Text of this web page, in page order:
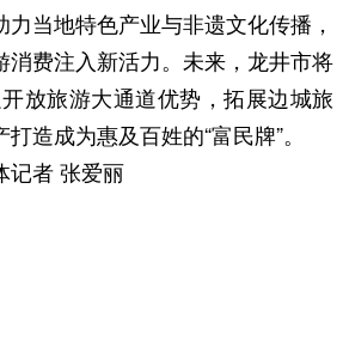
当地特色产业与非遗文化传播，
消费注入新活力。未来，龙井市将
放旅游大通道优势，拓展边城旅
造成为惠及百姓的“富民牌”。
记者 张爱丽